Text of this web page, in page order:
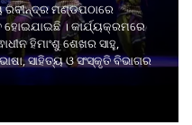
ରବୀନ୍ଦ୍ର ମଣ୍ଡପଠାରେ
। କାର୍ଯ୍ୟକ୍ରମରେ
ହିମାଂଶୁ ଶେଖର ସାହୁ,
ସାହିତ୍ୟ ଓ ସଂସ୍କୃତି ବିଭାଗର